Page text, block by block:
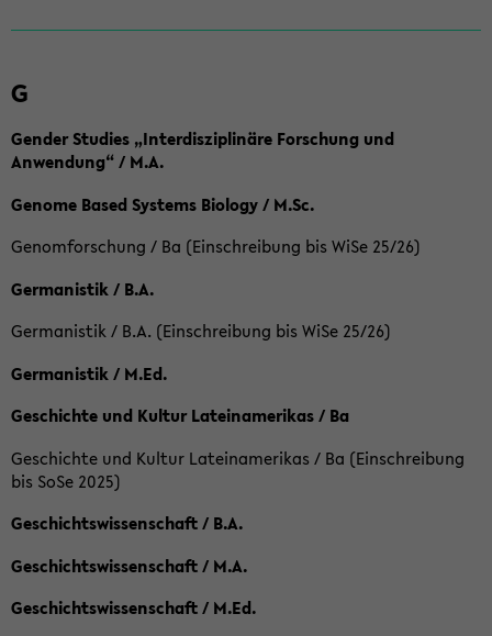
G
Gender Studies „Interdisziplinäre Forschung und
Anwendung“ / M.A.
Genome Based Systems Biology / M.Sc.
Genomforschung / Ba (Einschreibung bis WiSe 25/26)
Germanistik / B.A.
Germanistik / B.A. (Einschreibung bis WiSe 25/26)
Germanistik / M.Ed.
Geschichte und Kultur Lateinamerikas / Ba
Geschichte und Kultur Lateinamerikas / Ba (Einschreibung
bis SoSe 2025)
Geschichtswissenschaft / B.A.
Geschichtswissenschaft / M.A.
Geschichtswissenschaft / M.Ed.